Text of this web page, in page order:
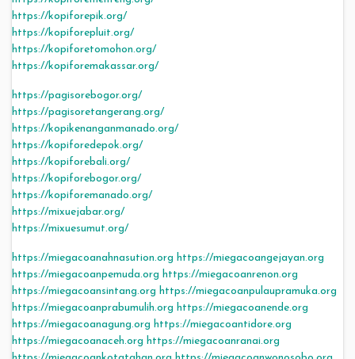
https://kopiforepik.org/
https://kopiforepluit.org/
https://kopiforetomohon.org/
https://kopiforemakassar.org/
https://pagisorebogor.org/
https://pagisoretangerang.org/
https://kopikenanganmanado.org/
https://kopiforedepok.org/
https://kopiforebali.org/
https://kopiforebogor.org/
https://kopiforemanado.org/
https://mixuejabar.org/
https://mixuesumut.org/
https://miegacoanahnasution.org https://miegacoangejayan.org
https://miegacoanpemuda.org https://miegacoanrenon.org
https://miegacoansintang.org https://miegacoanpulaupramuka.org
https://miegacoanprabumulih.org https://miegacoanende.org
https://miegacoanagung.org https://miegacoantidore.org
https://miegacoanaceh.org https://miegacoanranai.org